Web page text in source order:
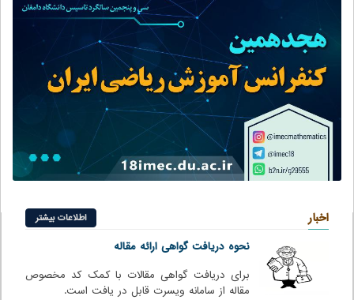
اخبار اطلاعات بیشتر
نحوه دریافت گواهی ارائه مقاله
برای دریافت گواهی مقالات با کمک کد مخصوص
مقاله از سامانه ویسرت قابل در یافت است.